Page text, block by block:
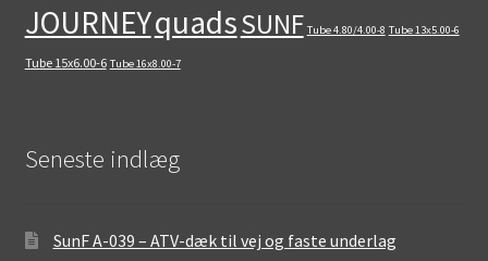
JOURNEYquadsSUNF Tube 4.80/4.00-8 Tube 13x5.00-6
Tube 15x6.00-6 Tube 16x8.00-7
Seneste indlæg
SunF A-039 – ATV-dæk til vej og faste underlag